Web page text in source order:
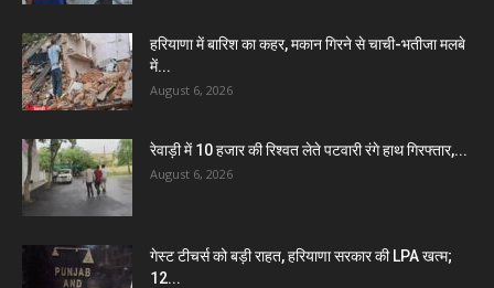
हरियाणा में बारिश का कहर, मकान गिरने से चाची-भतीजा मलबे
में...
August 6, 2026
रेवाड़ी में 10 हजार की रिश्वत लेते पटवारी रंगे हाथ गिरफ्तार,...
August 6, 2026
गेस्ट टीचर्स को बड़ी राहत, हरियाणा सरकार की LPA खत्म;
12...